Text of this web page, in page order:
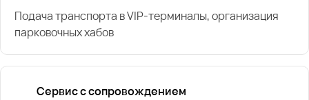
Подача транспорта в VIP-терминалы, организация
парковочных хабов
Сервис с сопровождением